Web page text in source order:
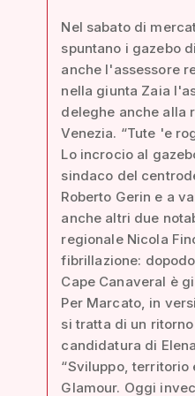
Nel sabato di
spuntano i gazebo
anche l'assessore
nella giunta Zaia
deleghe anche alla
Venezia. “Tute 'e
Lo incrocio al
sindaco del
Roberto Gerin e a
anche altri due
regionale Nicola
fibrillazione:
Cape Canaveral è
Per Marcato, in
si tratta di un
candidatura di
“Sviluppo, territorio
Glamour. Oggi